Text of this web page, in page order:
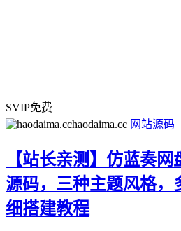
SVIP免费
haodaima.cc 网站源码
【站长亲测】仿蓝奏
源码，三种主题风格，
细搭建教程